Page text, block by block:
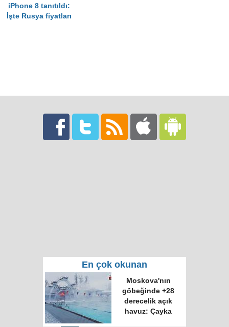
iPhone 8 tanıtıldı:
İşte Rusya fiyatları
En çok okunan
Moskova'nın
göbeğinde +28
derecelik açık
havuz: Çayka